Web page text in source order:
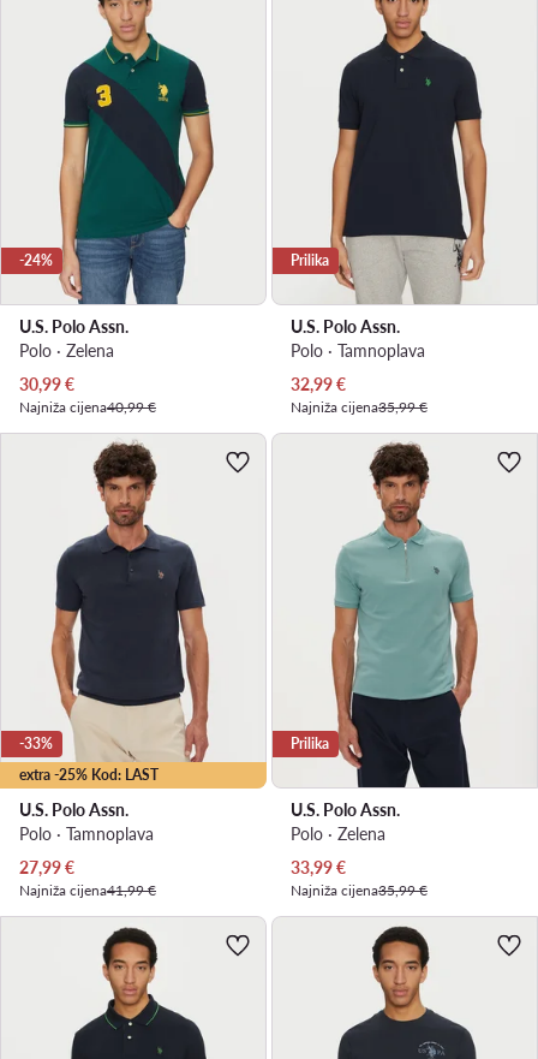
-24%
U.S. Polo Assn.
Polo · Zelena
Trenutna cijena
30,99€
Najniža cijena40,99 €
Prilika
U.S. Polo Assn.
Polo · Tamnoplava
Trenutna cijena
32,99€
Najniža cijena35,99 €
extra -25% Kod: LAST
-33%
U.S. Polo Assn.
Polo · Tamnoplava
Trenutna cijena
27,99€
Najniža cijena41,99 €
Prilika
U.S. Polo Assn.
Polo · Zelena
Trenutna cijena
33,99€
Najniža cijena35,99 €